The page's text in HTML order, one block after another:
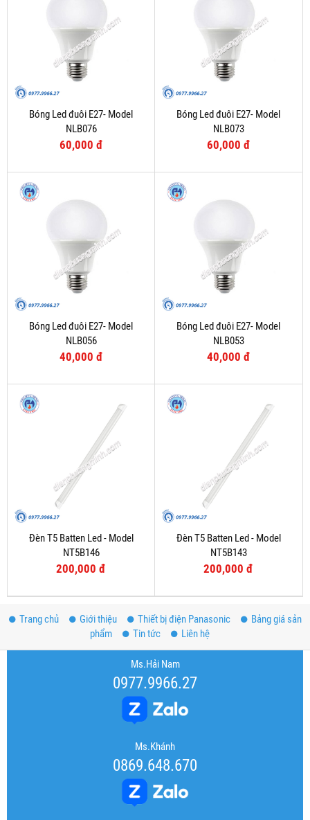
Bóng Led đuôi E27- Model
NLB076
60,000 đ
Bóng Led đuôi E27- Model
NLB073
60,000 đ
Bóng Led đuôi E27- Model
NLB056
40,000 đ
Bóng Led đuôi E27- Model
NLB053
40,000 đ
Đèn T5 Batten Led - Model
NT5B146
200,000 đ
Đèn T5 Batten Led - Model
NT5B143
200,000 đ
Trang chủ Giới thiệu Thiết bị điện Panasonic
Bảng giá sản
phẩm
Tin tức Liên hệ
Ms.Hải Nam
0977.9966.27
Ms.Khánh
0869.648.670